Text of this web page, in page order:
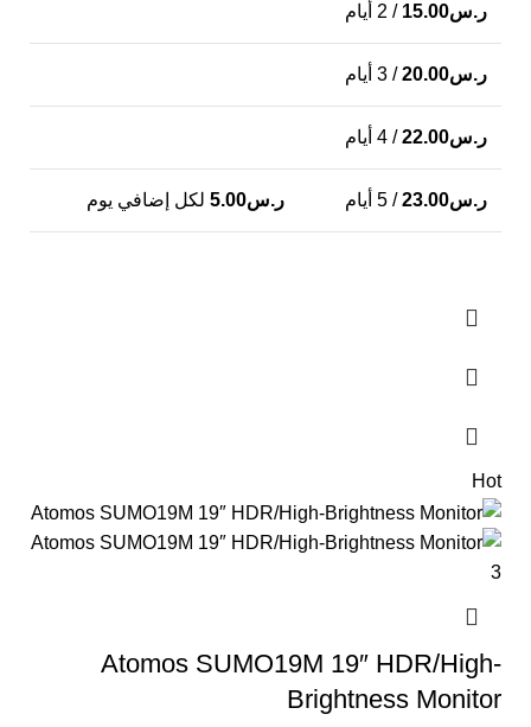
ر.س15.00 / 2 أيام
ر.س20.00/ 3 أيام
ر.س22.00/ 4 أيام
ر.س23.00/ 5 أيام ر.س5.00 لكل إضافي يوم
Hot
Atomos SUMO19M 19″ HDR/High-
Brightness Monitor